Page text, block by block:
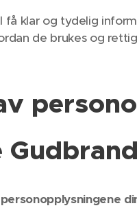
klar og tydelig
de brukes og